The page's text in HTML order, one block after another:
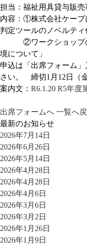
担当：福祉用具貸与販
内容：①株式会社ケー
判定ツールのノベルティ
②ワークショップの
境について」
申込は「出席フォーム
さい。 締切1月12日（金
案内文： R6.1.20 R5年度
出席フォームへ 一覧へ
最新のお知らせ
2026年7月14日
2026年6月26日
2026年5月14日
2026年4月28日
2026年4月28日
2026年4月6日
2026年3月6日
2026年3月2日
2026年1月26日
2026年1月9日